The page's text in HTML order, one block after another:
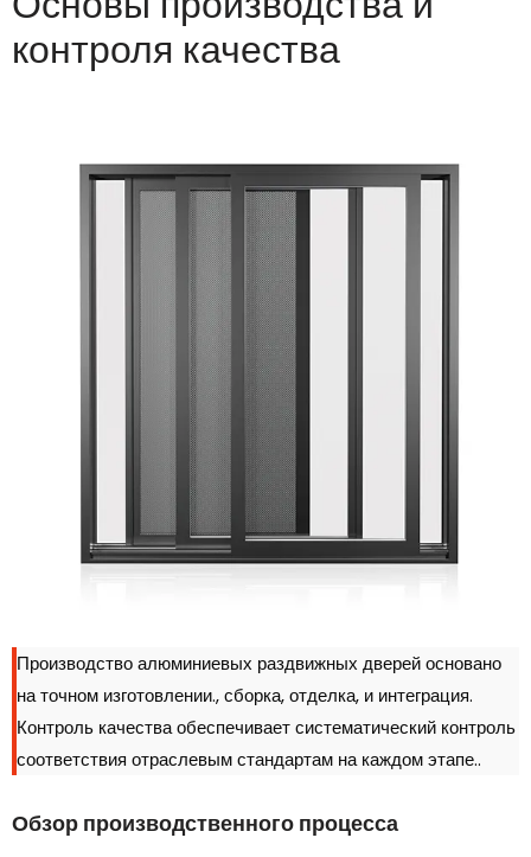
контроля качества
Производство алюминиевых раздвижных дверей основано
на точном изготовлении., сборка, отделка, и интеграция.
Контроль качества обеспечивает систематический контроль
соответствия отраслевым стандартам на каждом этапе..
Обзор производственного процесса